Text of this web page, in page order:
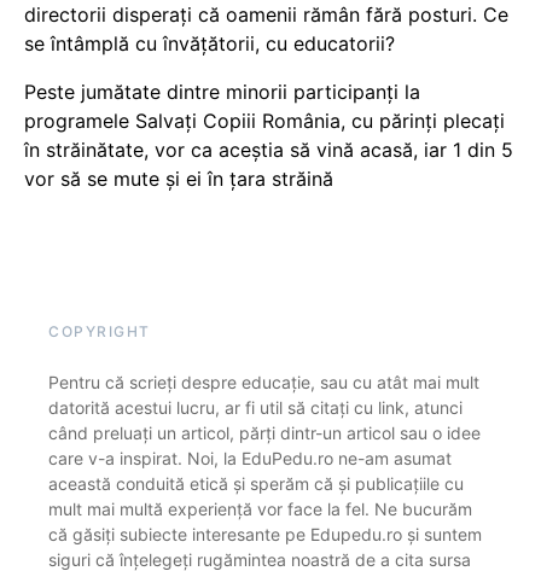
directorii disperați că oamenii rămân fără posturi. Ce
se întâmplă cu învățătorii, cu educatorii?
Peste jumătate dintre minorii participanți la
programele Salvați Copiii România, cu părinți plecați
în străinătate, vor ca aceștia să vină acasă, iar 1 din 5
vor să se mute și ei în țara străină
COPYRIGHT
Pentru că scrieți despre educație, sau cu atât mai mult
datorită acestui lucru, ar fi util să citați cu link, atunci
când preluați un articol, părți dintr-un articol sau o idee
care v-a inspirat. Noi, la EduPedu.ro ne-am asumat
această conduită etică și sperăm că și publicațiile cu
mult mai multă experiență vor face la fel. Ne bucurăm
că găsiți subiecte interesante pe Edupedu.ro și suntem
siguri că înțelegeți rugămintea noastră de a cita sursa